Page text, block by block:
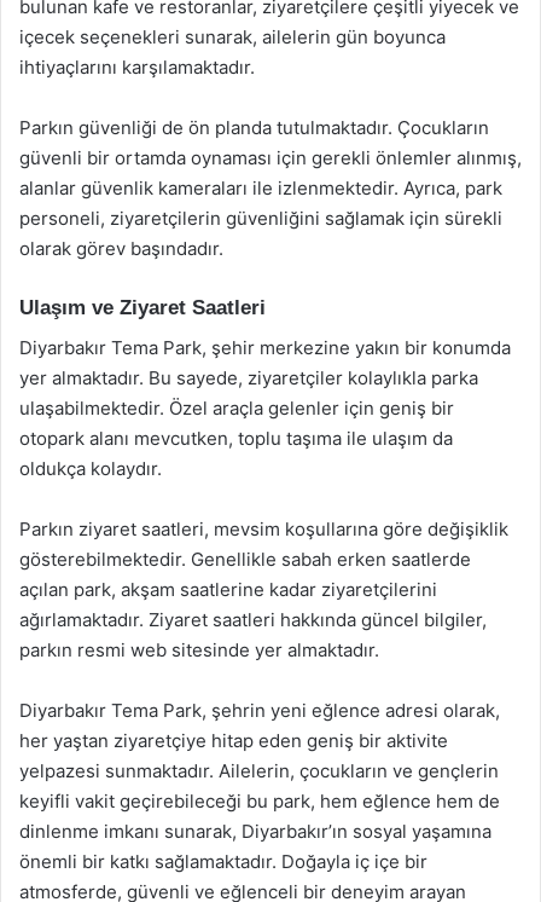
bulunan kafe ve restoranlar, ziyaretçilere çeşitli yiyecek ve
içecek seçenekleri sunarak, ailelerin gün boyunca
ihtiyaçlarını karşılamaktadır.
Parkın güvenliği de ön planda tutulmaktadır. Çocukların
güvenli bir ortamda oynaması için gerekli önlemler alınmış,
alanlar güvenlik kameraları ile izlenmektedir. Ayrıca, park
personeli, ziyaretçilerin güvenliğini sağlamak için sürekli
olarak görev başındadır.
Ulaşım ve Ziyaret Saatleri
Diyarbakır Tema Park, şehir merkezine yakın bir konumda
yer almaktadır. Bu sayede, ziyaretçiler kolaylıkla parka
ulaşabilmektedir. Özel araçla gelenler için geniş bir
otopark alanı mevcutken, toplu taşıma ile ulaşım da
oldukça kolaydır.
Parkın ziyaret saatleri, mevsim koşullarına göre değişiklik
gösterebilmektedir. Genellikle sabah erken saatlerde
açılan park, akşam saatlerine kadar ziyaretçilerini
ağırlamaktadır. Ziyaret saatleri hakkında güncel bilgiler,
parkın resmi web sitesinde yer almaktadır.
Diyarbakır Tema Park, şehrin yeni eğlence adresi olarak,
her yaştan ziyaretçiye hitap eden geniş bir aktivite
yelpazesi sunmaktadır. Ailelerin, çocukların ve gençlerin
keyifli vakit geçirebileceği bu park, hem eğlence hem de
dinlenme imkanı sunarak, Diyarbakır’ın sosyal yaşamına
önemli bir katkı sağlamaktadır. Doğayla iç içe bir
atmosferde, güvenli ve eğlenceli bir deneyim arayan